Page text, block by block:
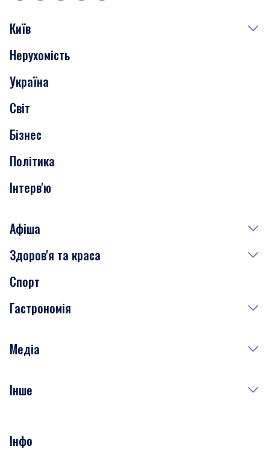
Київ
Події
Скандали
Нерухомість
Транспорт
Нерухомість
Україна
Світ
Бізнес
Політика
Інтерв'ю
Афіша
Сьогодні
Завтра
Субота
Здоров'я та краса
Медицина
Краса
Спорт
Гастрономія
Рецепти
Медіа
Фото
Подкасти
Інше
Тести
Інфо